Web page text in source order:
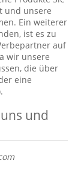
und unsere
Ein weiterer
ist es zu
auf
wir unsere
die über
eine
und